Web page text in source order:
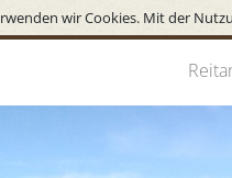
wir Cookies. Mit der